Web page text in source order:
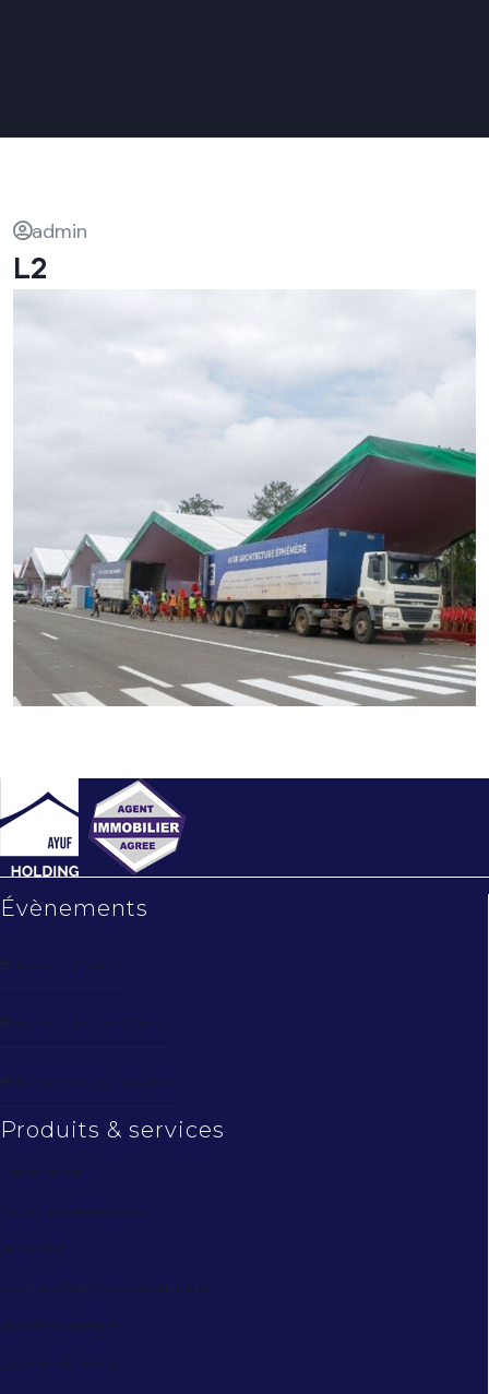
admin
L2
Évènements
Évènement privé
Évènement d'entreprise
Évènement grand public
Produits & services
Évènementiel
Construction modulaire
Immobilier
Location d'articles évènementiels
Stands sur mesure
Location de tentes